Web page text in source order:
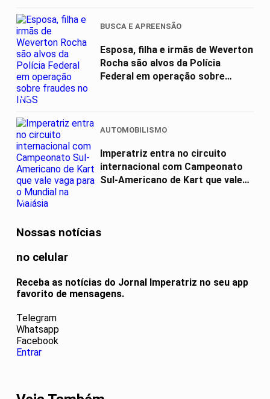
03
BUSCA E APREENSÃO
Esposa, filha e irmãs de Weverton
Rocha são alvos da Polícia
Federal em operação sobre
04
AUTOMOBILISMO
Imperatriz entra no circuito
internacional com Campeonato
Sul-Americano de Kart que vale
Nossas notícias
no celular
Receba as notícias do Jornal Imperatriz no seu app
favorito de mensagens.
Telegram
Whatsapp
Facebook
Entrar